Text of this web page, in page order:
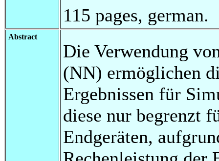
115 pages, german.
Abstract
Die Verwendung
(NN) ermöglichen
Ergebnissen für
diese nur begrenzt
Endgeräten,